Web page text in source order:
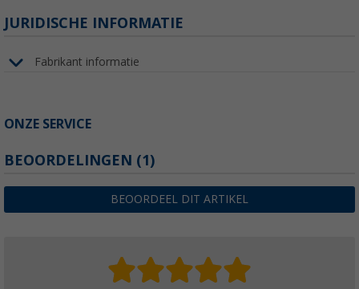
JURIDISCHE INFORMATIE
Fabrikant informatie
ONZE SERVICE
BEOORDELINGEN (1)
BEOORDEEL DIT ARTIKEL